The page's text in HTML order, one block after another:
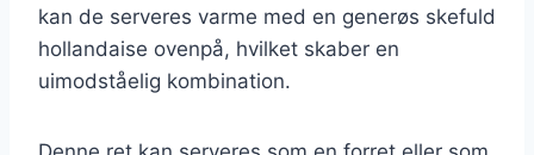
kan de serveres varme med en generøs skefuld
hollandaise ovenpå, hvilket skaber en
uimodståelig kombination.